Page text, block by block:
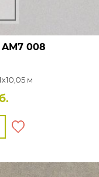
008
м